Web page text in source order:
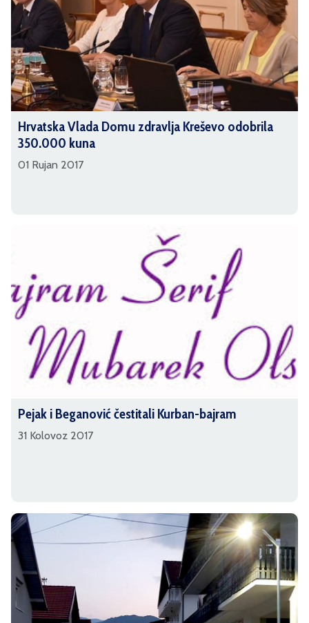
Hrvatska Vlada Domu zdravlja Kreševo odobrila
350.000 kuna
01 Rujan 2017
Pejak i Beganović čestitali Kurban-bajram
31 Kolovoz 2017